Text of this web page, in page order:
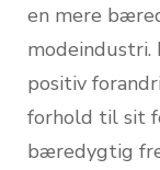
en mere
modeindustri.
positiv
forhold til sit
bæredygtig